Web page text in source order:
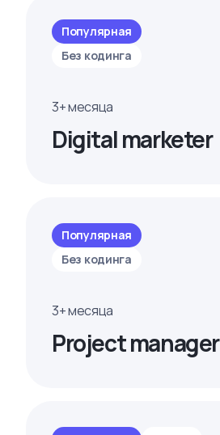
Популярная
Без кодинга
3+ месяца
Digital marketer
Популярная
Без кодинга
3+ месяца
Project manager